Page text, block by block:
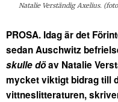
Natalie Verständig Axelius.
PROSA. Idag är det
sedan Auschwitz
skulle döav Natalie
mycket viktigt bidrag till
vittneslitteraturen,